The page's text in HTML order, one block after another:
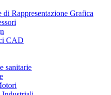
di Rappresentazione Grafica
CAD
sanitarie